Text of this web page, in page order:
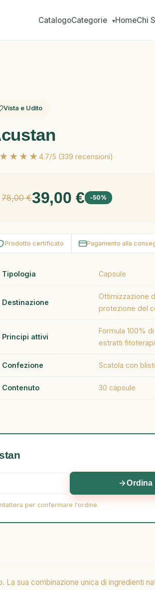
CatalogoCategorie ▾HomeChi
Vista e Udito
4.7/5 (339 recensioni)
78,00 €39,00 € -50%
Prodotto certificato Pagamento alla
Tipologia Capsule
Destinazione
Ottimizzazione
protezione del
Principi attivi
Formula 100%
estratti
Confezione Scatola con
Contenuto 30 capsule
Ordina
per confermare l'ordine.
sua combinazione unica di ingredienti